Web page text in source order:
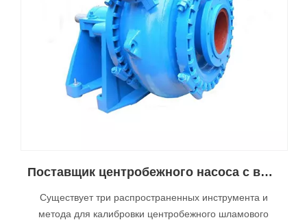
Поставщик центробежного насоса с высоким напором - Muyuan рассказывает о трех способах центробежного насоса
Существует три распространенных инструмента и
метода для калибровки центробежного шламового